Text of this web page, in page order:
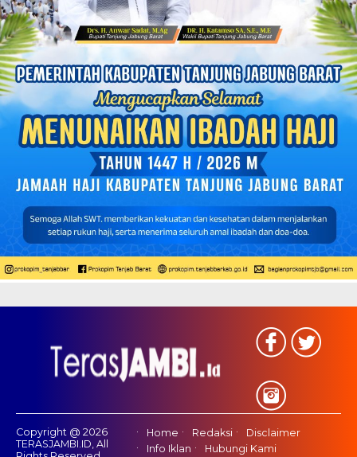
Copyright @ 2026
TERASJAMBI.ID, All
Home Redaksi
Disclaimer
Info Iklan
Hubungi Kami